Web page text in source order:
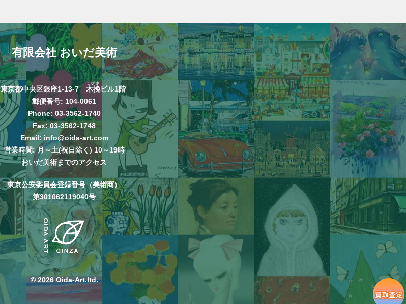
有限会社 おいだ美術
東京都中央区銀座1-13-7 木挽
こびき
ビル1階
郵便番号: 104-0061
Phone: 03-3562-1740
Fax: 03-3562-1748
Email: info@oida-art.com
営業時間: 月～土(祝日除く) 10～19時
おいだ美術までのアクセス
東京公安委員会登録番号（美術商）
第301062119040号
© 2026 Oida-Art.ltd.